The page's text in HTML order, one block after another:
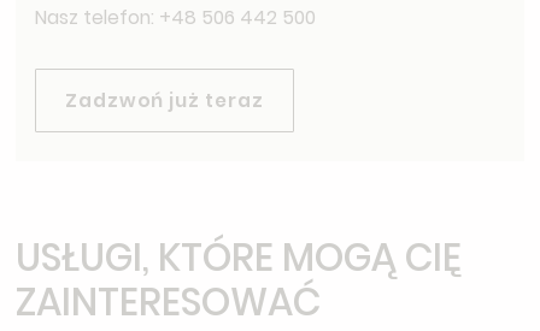
Nasz telefon: +48 506 442 500
Zadzwoń już teraz
USŁUGI, KTÓRE MOGĄ CIĘ
ZAINTERESOWAĆ